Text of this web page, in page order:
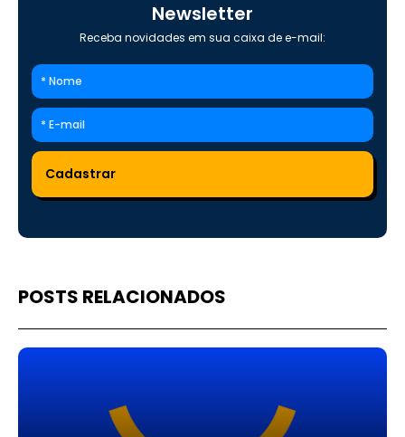
Newsletter
Receba novidades em sua caixa de e-mail:
POSTS RELACIONADOS